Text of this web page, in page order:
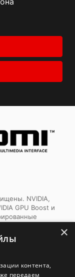
NVIDIA,
GPU Boost и
права
владельцев.
Выбирая
×
контента,
передаем